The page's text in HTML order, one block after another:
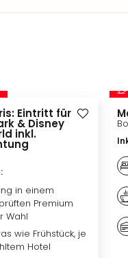
Eintritt für
& Disney
inkl.
:
in einem
Premium
Wahl
wie Frühstück, je
Hotel